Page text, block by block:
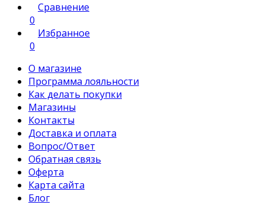
Сравнение
0
Избранное
0
О магазине
Программа лояльности
Как делать покупки
Магазины
Контакты
Доставка и оплата
Вопрос/Ответ
Обратная связь
Оферта
Карта сайта
Блог